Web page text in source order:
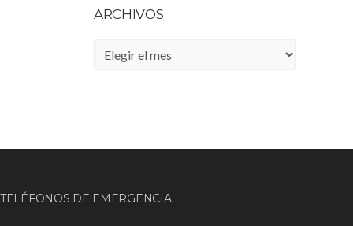
ARCHIVOS
Archivos
TELÉFONOS DE EMERGENCIA